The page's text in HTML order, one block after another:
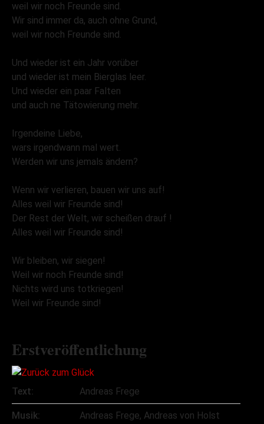
weil wir noch Freunde sind.
Wir sind immer da, auch ohne Grund,
weil wir noch Freunde sind.
Und wieder ist ein Jahr vorüber
und wieder ist mein Bierglas leer.
Und wieder ein paar Falten
und auch ne Tätowierung mehr.
Irgendeine Liebe,
wars irgendwann mal wert.
Werden wir uns jemals ändern?
Wenn wir verlieren, bauen wir uns auf!
Alles weil wir Freunde sind!
Der Rest der Welt, wir scheißen drauf !
Alles weil wir Freunde sind!
Wir bleiben, wir siegen!
Weil wir noch Freunde sind!
Nichts wird uns totkriegen!
Weil wir Freunde sind!
Erstveröffentlichung
Text: Andreas Frege
Musik: Andreas Frege, Andreas von Holst